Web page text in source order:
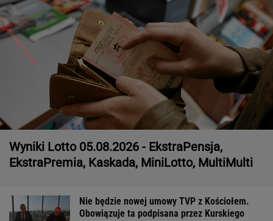
Wyniki Lotto 05.08.2026 - EkstraPensja,
EkstraPremia, Kaskada, MiniLotto, MultiMulti
Nie będzie nowej umowy TVP z Kościołem.
Obowiązuje ta podpisana przez Kurskiego